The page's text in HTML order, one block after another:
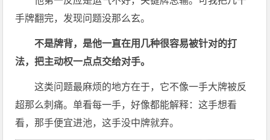
手牌翻完，发现问题没那么玄。
不是牌背，是他一直在用几种很容易被针对的打
法，把主动权一点点交给对手。
这类问题最麻烦的地方在于，它不像一手大牌被反
超那么刺痛。单看每一手，好像都能解释：这手想看
看，那手便宜进池，这手没中牌就弃。